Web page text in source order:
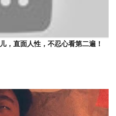
，直面人性，不忍心看第二遍！